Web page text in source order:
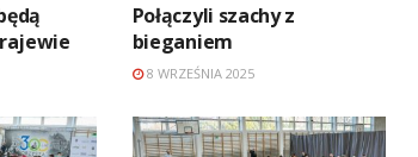
Połączyli szachy z
bieganiem
8 WRZEŚNIA 2025